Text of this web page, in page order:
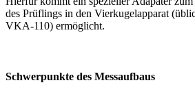
des Prüflings in den Vierkugelapparat
VKA-110) ermöglicht.
Schwerpunkte des Messaufbaus